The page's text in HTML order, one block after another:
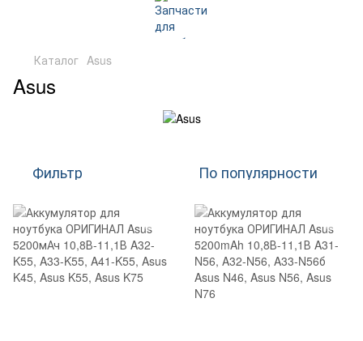
Каталог Asus
Asus
Фильтр По популярности